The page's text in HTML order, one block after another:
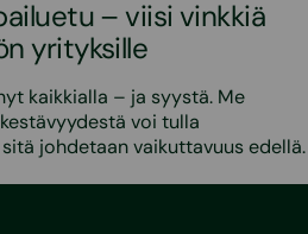
– viisi vinkkiä
yrityksille
kaikkialla – ja syystä. Me
voi tulla
johdetaan vaikuttavuus edellä.